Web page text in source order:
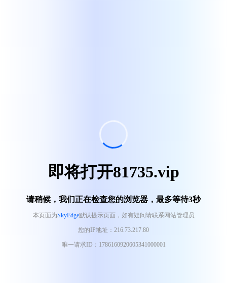
即将打开81735.vip
请稍候，我们正在检查您的浏览器，最多等待3秒
本页面为SkyEdge默认提示页面，如有疑问请联系网站管理员
您的IP地址：216.73.217.80
唯一请求ID：1786160920605341000001